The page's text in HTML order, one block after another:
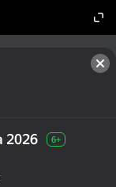
2026 6+